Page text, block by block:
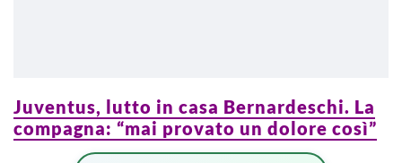
Juventus, lutto in casa Bernardeschi. La
compagna: “mai provato un dolore così”